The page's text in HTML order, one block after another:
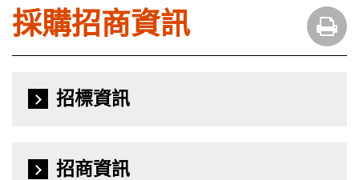
採購招商資訊
招標資訊
招商資訊